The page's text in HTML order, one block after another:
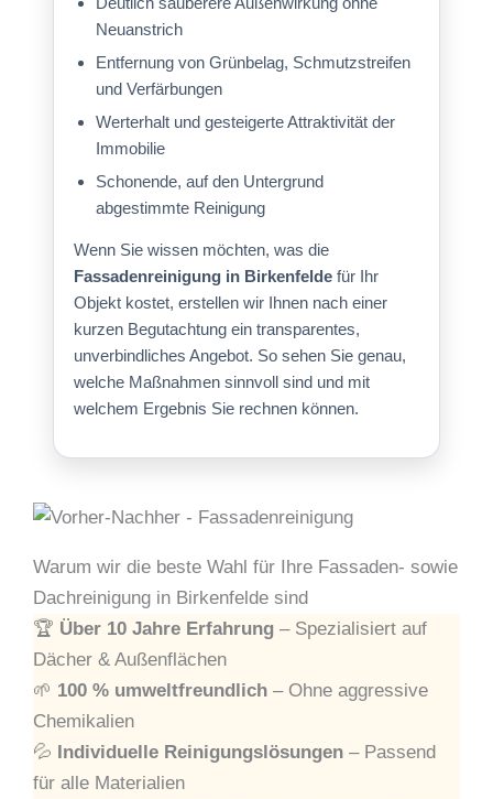
Neuanstrich
Entfernung von Grünbelag, Schmutzstreifen
und Verfärbungen
Werterhalt und gesteigerte Attraktivität der
Immobilie
Schonende, auf den Untergrund
abgestimmte Reinigung
Wenn Sie wissen möchten, was die
Fassadenreinigung in Birkenfeldefür Ihr
Objekt kostet, erstellen wir Ihnen nach einer
kurzen Begutachtung ein transparentes,
unverbindliches Angebot. So sehen Sie genau,
welche Maßnahmen sinnvoll sind und mit
welchem Ergebnis Sie rechnen können.
Warum wir die beste Wahl für Ihre Fassaden- sowie
Dachreinigung in Birkenfelde sind
🏆 Über 10 Jahre Erfahrung – Spezialisiert auf
Dächer & Außenflächen
🌱 100 % umweltfreundlich – Ohne aggressive
Chemikalien
💦 Individuelle Reinigungslösungen – Passend
für alle Materialien